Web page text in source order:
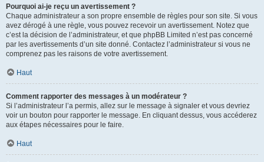
Pourquoi ai-je reçu un avertissement ?
Chaque administrateur a son propre ensemble de règles pour son site. Si vous
avez dérogé à une règle, vous pouvez recevoir un avertissement. Notez que
c’est la décision de l’administrateur, et que phpBB Limited n’est pas concerné
par les avertissements d’un site donné. Contactez l’administrateur si vous ne
comprenez pas les raisons de votre avertissement.
Haut
Comment rapporter des messages à un modérateur ?
Si l’administrateur l’a permis, allez sur le message à signaler et vous devriez
voir un bouton pour rapporter le message. En cliquant dessus, vous accéderez
aux étapes nécessaires pour le faire.
Haut